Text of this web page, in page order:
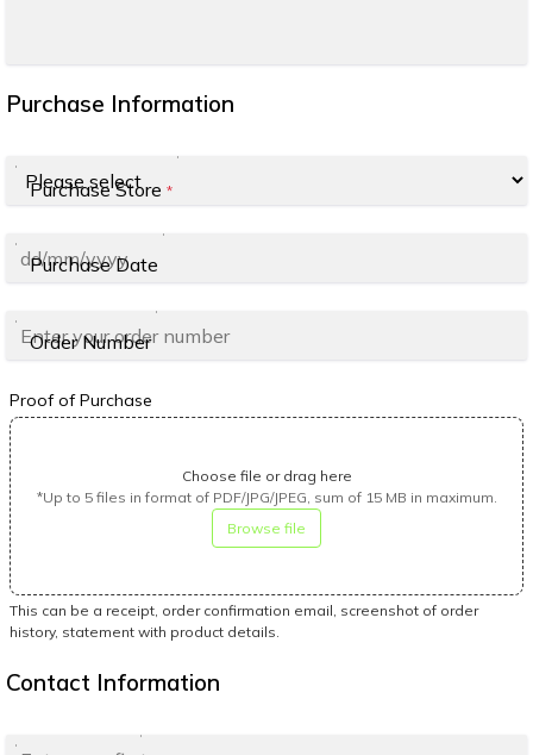
Purchase Information
Purchase Store *
Purchase Date
Order Number
Proof of Purchase
Choose file or drag here
*Up to 5 files in format of PDF/JPG/JPEG, sum of 15 MB in maximum.
Browse file
This can be a receipt, order confirmation email, screenshot of order
history, statement with product details.
Contact Information